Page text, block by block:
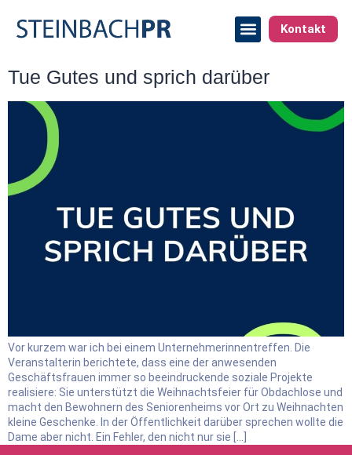
Kontakt
Tue Gutes und sprich darüber
Vor kurzem war ich bei einem Unternehmerinnentreffen. Die
Veranstalterin berichtete, dass eine der anwesenden
Geschäftsfrauen immer so beeindruckende soziale Projekte
realisiere: Sie unterstützt die Weihnachtsfeier für Obdachlose und
macht den Bewohnern des Seniorenheims vor Ort zu Weihnachten
kleine Geschenke. In der Öffentlichkeit darüber sprechen wollte die
Dame aber nicht. Ein Fehler, den nicht nur sie […]